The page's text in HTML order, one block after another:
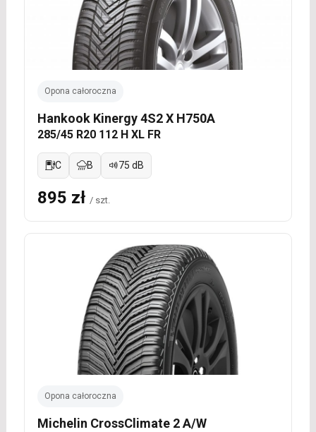
Opona całoroczna
Hankook Kinergy 4S2 X H750A
285/45 R20 112 H XL FR
C B 75 dB
895 zł / szt.
Opona całoroczna
Michelin CrossClimate 2 A/W